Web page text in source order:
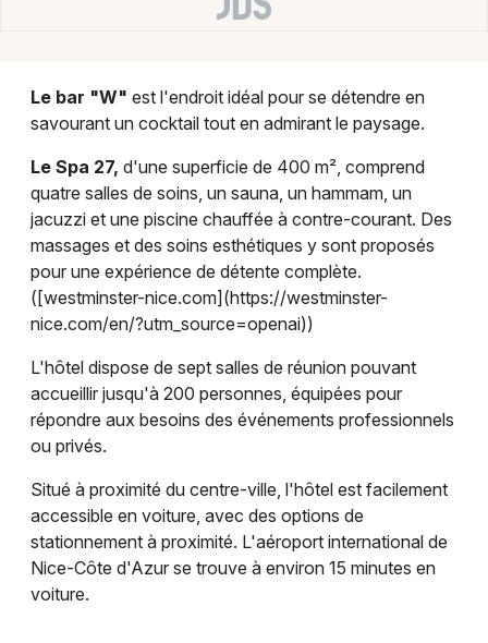
Le bar "W" est l'endroit idéal pour se détendre en
savourant un cocktail tout en admirant le paysage.
Le Spa 27, d'une superficie de 400 m², comprend
quatre salles de soins, un sauna, un hammam, un
jacuzzi et une piscine chauffée à contre-courant. Des
massages et des soins esthétiques y sont proposés
pour une expérience de détente complète.
([westminster-nice.com](https://westminster-
nice.com/en/?utm_source=openai))
L'hôtel dispose de sept salles de réunion pouvant
accueillir jusqu'à 200 personnes, équipées pour
répondre aux besoins des événements professionnels
ou privés.
Situé à proximité du centre-ville, l'hôtel est facilement
accessible en voiture, avec des options de
stationnement à proximité. L'aéroport international de
Nice-Côte d'Azur se trouve à environ 15 minutes en
voiture.